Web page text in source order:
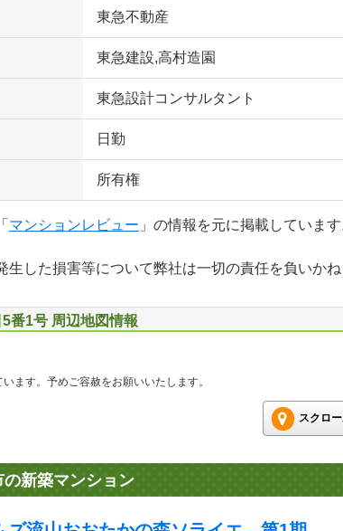
東急不動産
東急建設,高村造園
東急設計コンサルタント
日勤
所有権
マンションレビュー 」の情報を元に掲載していま
生した損害等について弊社は一切の責任を負いか
番1号 周辺地図情報
ます。予めご容赦をお願いいたします。
スクロ
新築マンション